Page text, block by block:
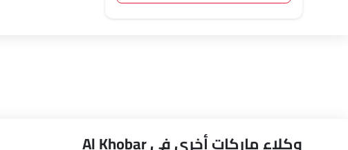
وكلاء ماركات أخرى في Al Khobar